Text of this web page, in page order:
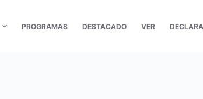
PROGRAMAS DESTACADO VER